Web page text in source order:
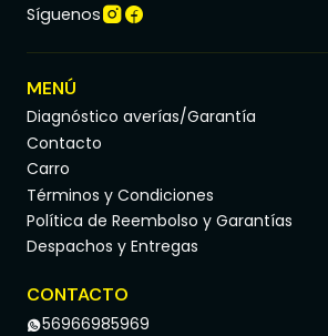
Síguenos
MENÚ
Diagnóstico averías/Garantía
Contacto
Carro
Términos y Condiciones
Política de Reembolso y Garantías
Despachos y Entregas
CONTACTO
56966985969